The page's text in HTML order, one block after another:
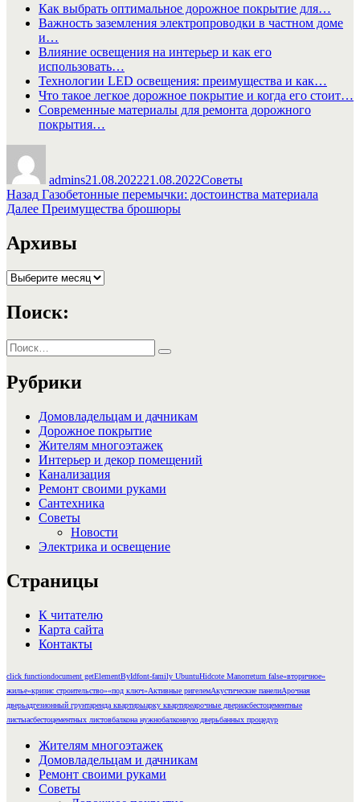
Как выбрать оптимальное дорожное покрытие для…
Важность заземления электропроводки в частном доме
и…
Влияние освещения на интерьер и как его
использовать…
Технологии LED освещения: преимущества и как…
Что такое легкое дорожное покрытие и когда его стоит…
Современные материалы для ремонта дорожного
покрытия…
admins21.08.202221.08.2022Советы
Навигация
по
записям
Назад Предыдущая
запись:
Газобетонные перемычки: достоинства материала
Далее Следующая
Преимущества брошюры
Архивы
Архивы
Поиск:
Искать:
Поиск
Рубрики
Домовладельцам и дачникам
Дорожное покрытие
Жителям многоэтажек
Интерьер и декор помещений
Канализация
Ремонт своими руками
Сантехника
Советы
Новости
Электрика и освещение
Страницы
К читателю
Карта сайта
Контакты
click functiondocument getElementByIdfont-family UbuntuHidcote Manorreturn false«вторичное»
жилье«кризис строительство»«под ключ»Активные ригелемАкустические панелиАрочная
дверьадгезионный грунтаренда квартирыарку квартиреарочные двериасбестоцементные
листыасбестоцементных листовбалкона нужнобалконную дверьбанных процедур
Жителям многоэтажек
Домовладельцам и дачникам
Ремонт своими руками
Советы